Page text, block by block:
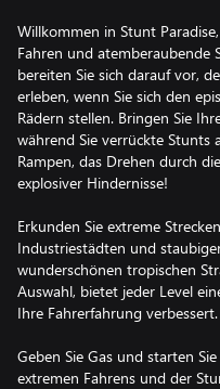
Willkommen in Stunt
Fahren und atemberaubende
bereiten Sie sich darauf vor,
erleben, wenn Sie sich den
Rädern stellen. Bringen Sie
während Sie verrückte Stunts
Rampen, das Drehen durch
explosiver Hindernisse!
Erkunden Sie extreme
Industriestädten und
wunderschönen tropischen
Auswahl, bietet jeder Level
Ihre Fahrerfahrung verbessert.
Geben Sie Gas und starten
extremen Fahrens und der